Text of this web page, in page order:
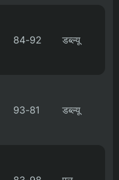
84-92 डब्ल्यू
93-81 डब्ल्यू